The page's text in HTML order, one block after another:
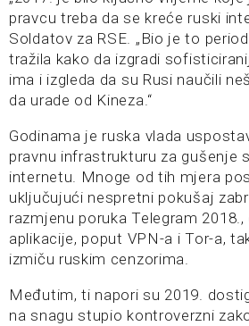
pravcu treba da se kreće ruski
Soldatov za RSE. „Bio je to
tražila kako da izgradi
ima i izgleda da su Rusi naučili
da urade od Kineza.“
Godinama je ruska vlada
pravnu infrastrukturu za gušenje
internetu. Mnoge od tih mjera
uključujući nespretni pokušaj
razmjenu poruka Telegram 2018.,
aplikacije, poput VPN-a i Tor-a,
izmiču ruskim cenzorima.
Međutim, ti napori su 2019.
na snagu stupio kontroverzni